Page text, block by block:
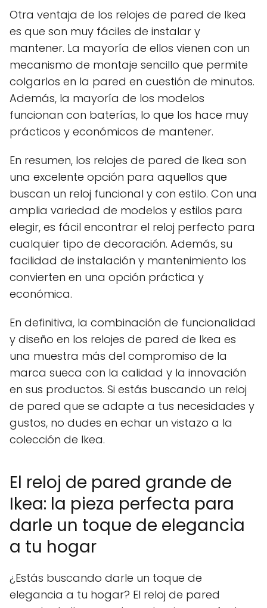
Otra ventaja de los relojes de pared de Ikea
es que son muy fáciles de instalar y
mantener. La mayoría de ellos vienen con un
mecanismo de montaje sencillo que permite
colgarlos en la pared en cuestión de minutos.
Además, la mayoría de los modelos
funcionan con baterías, lo que los hace muy
prácticos y económicos de mantener.
En resumen, los relojes de pared de Ikea son
una excelente opción para aquellos que
buscan un reloj funcional y con estilo. Con una
amplia variedad de modelos y estilos para
elegir, es fácil encontrar el reloj perfecto para
cualquier tipo de decoración. Además, su
facilidad de instalación y mantenimiento los
convierten en una opción práctica y
económica.
En definitiva, la combinación de funcionalidad
y diseño en los relojes de pared de Ikea es
una muestra más del compromiso de la
marca sueca con la calidad y la innovación
en sus productos. Si estás buscando un reloj
de pared que se adapte a tus necesidades y
gustos, no dudes en echar un vistazo a la
colección de Ikea.
El reloj de pared grande de
Ikea: la pieza perfecta para
darle un toque de elegancia
a tu hogar
¿Estás buscando darle un toque de
elegancia a tu hogar? El reloj de pared